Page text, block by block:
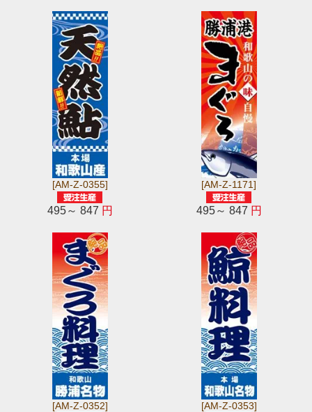
[AM-Z-0355]
495～ 847 円
[AM-Z-1171]
495～ 847 円
[AM-Z-0352] [AM-Z-0353]